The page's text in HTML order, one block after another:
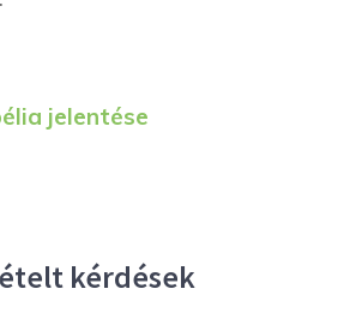
jelentése
kérdések